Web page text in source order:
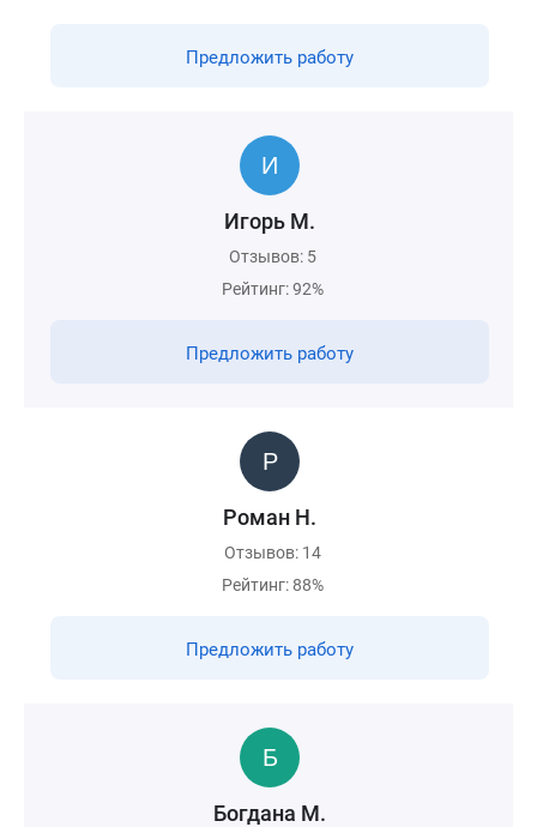
Предложить работу
Игорь М.
Отзывов: 5
Рейтинг: 92%
Предложить работу
Роман Н.
Отзывов: 14
Рейтинг: 88%
Предложить работу
Богдана М.